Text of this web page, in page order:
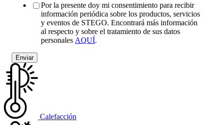
Por la presente doy mi consentimiento para recibir
información periódica sobre los productos, servicios
y eventos de STEGO. Encontrará más información
al respecto y sobre el tratamiento de sus datos
personales AQUÍ.
Calefacción